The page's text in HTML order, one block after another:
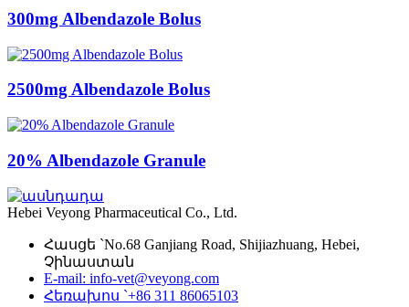
300mg Albendazole Bolus
2500mg Albendazole Bolus
20% Albendazole Granule
Hebei Veyong Pharmaceutical Co., Ltd.
Հասցե `No.68 Ganjiang Road, Shijiazhuang, Hebei,
Չինաստան
E-mail: info-vet@veyong.com
Հեռախոս `+86 311 86065103